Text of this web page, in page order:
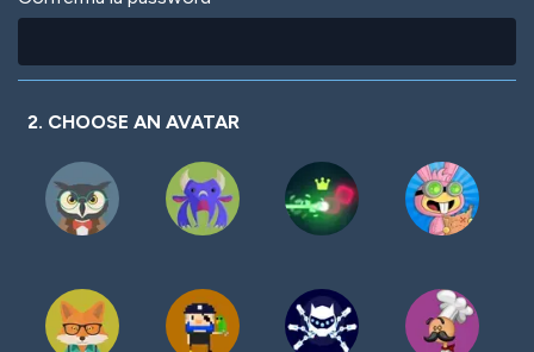
2. CHOOSE AN AVATAR